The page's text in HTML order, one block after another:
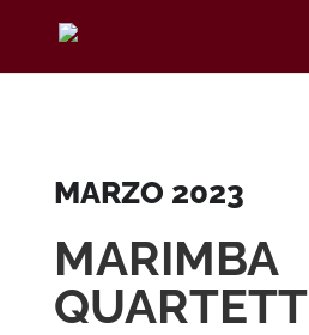
MARZO 2023
MARIMBA
QUARTETT